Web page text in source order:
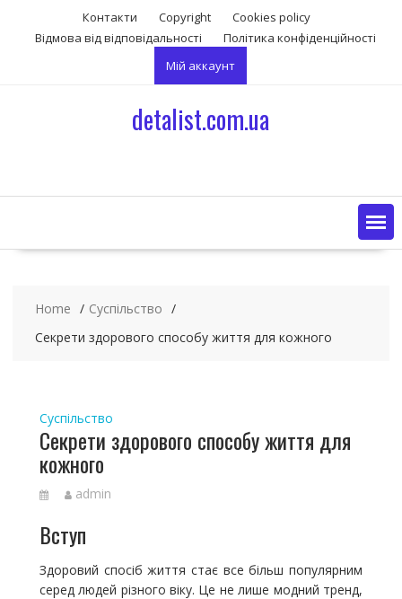
t
Контакти Copyright
Сookies policy
Відмова від відповідальності
Політика конфіденційності
Мій аккаунт
detalist.com.ua
Home
Суспільство
Секрети здорового способу життя для кожного
Суспільство
Секрети здорового способу життя для
кожного
admin
Вступ
Здоровий спосіб життя стає все більш популярним
серед людей різного віку. Це не лише модний тренд,